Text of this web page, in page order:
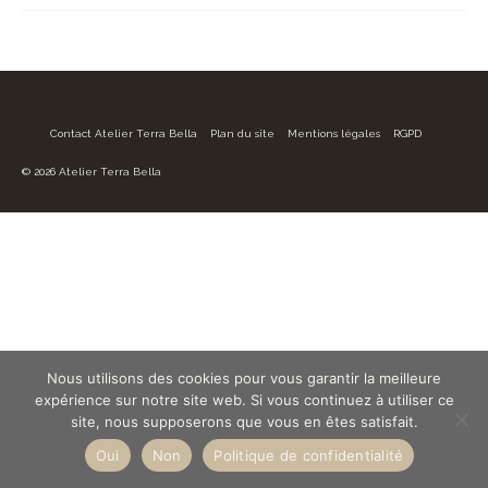
Contact Atelier Terra Bella Plan du site Mentions légales RGPD
© 2026 Atelier Terra Bella
Nous utilisons des cookies pour vous garantir la meilleure
expérience sur notre site web. Si vous continuez à utiliser ce
site, nous supposerons que vous en êtes satisfait.
Oui
Non Politique de confidentialité